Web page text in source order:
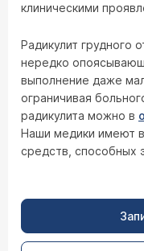
клиническими
Радикулит грудного
нередко
выполнение даже
ограничивая
радикулита можно в
Наши медики имеют
средств, способных